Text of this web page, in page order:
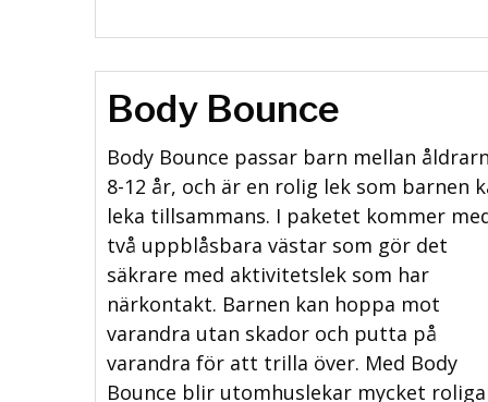
Body Bounce
Body Bounce passar barn mellan
8-12 år, och är en rolig lek som barnen
leka tillsammans. I paketet kommer
två uppblåsbara västar som gör det
säkrare med aktivitetslek som har
närkontakt. Barnen kan hoppa mot
varandra utan skador och putta på
varandra för att trilla över. Med Body
Bounce blir utomhuslekar mycket